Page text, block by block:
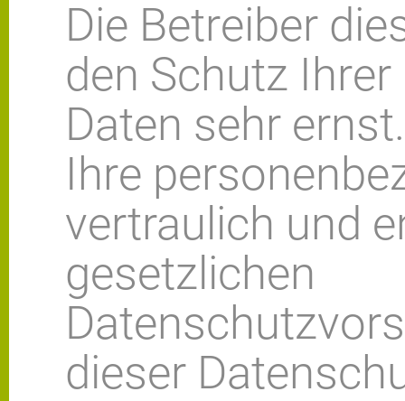
Die Betreiber
den Schutz
Daten sehr
Ihre
vertraulich und
gesetzlichen
dieser